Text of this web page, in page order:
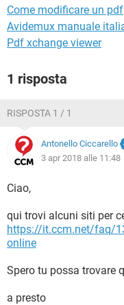
Come modificare un pdf
Avidemux manuale
Pdf xchange viewer
1 risposta
RISPOSTA 1 / 1
Antonello Ciccarello
3 apr 2018 alle 11:48
Ciao,
qui trovi alcuni siti per
https://it.ccm.net/faq/
online
Spero tu possa trovare
a presto